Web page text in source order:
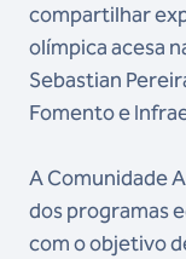
compartilhar
olímpica acesa
Sebastian
Fomento e
A Comunidade
dos programas
com o objetivo